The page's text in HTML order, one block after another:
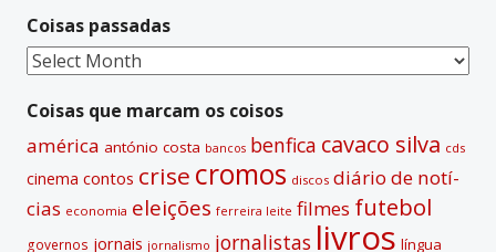
a
t
i
v
Coisas passadas
Coisas
Coisas que marcam os coisos
américa antónio costa bancos benfica cavaco silva cds
cinema contos crise cromos discos diário de notí­
cias economia eleições ferreira leite filmes futebol
governos jornais jornalismo jornalistas livros lí­ngua